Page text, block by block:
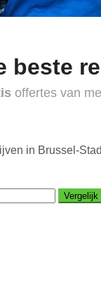
beste
offertes van
in Brussel-Stad
Vergelijk